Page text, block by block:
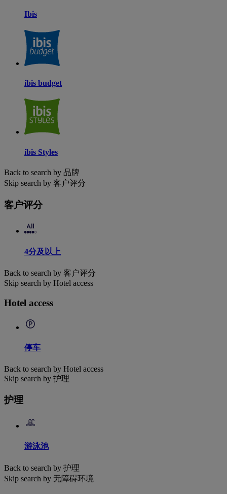
Ibis
ibis budget
ibis Styles
Back to search by 品牌
Skip search by 客户评分
客户评分
4分及以上
Back to search by 客户评分
Skip search by Hotel access
Hotel access
停车
Back to search by Hotel access
Skip search by 护理
护理
游泳池
Back to search by 护理
Skip search by 无障碍环境